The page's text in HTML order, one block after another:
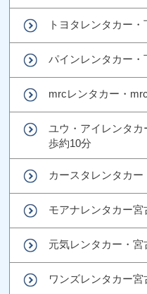
トヨタレンタカー
パインレンタカー・
mrcレンタカー・
ユウ・アイレンタ
歩約10分
カースタレンタカ
モアナレンタカー
元気レンタカー・宮
ワンズレンタカー